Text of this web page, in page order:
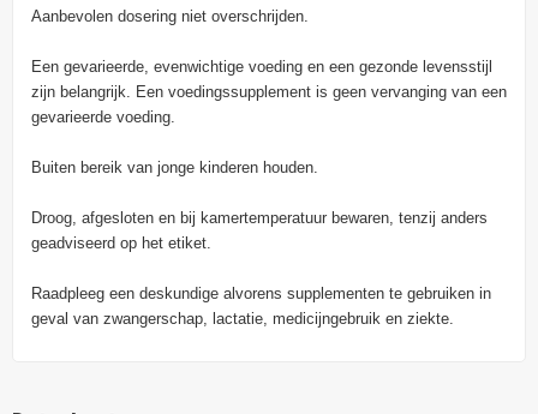
Aanbevolen dosering niet overschrijden.
Een gevarieerde, evenwichtige voeding en een gezonde levensstijl
zijn belangrijk. Een voedingssupplement is geen vervanging van een
gevarieerde voeding.
Buiten bereik van jonge kinderen houden.
Droog, afgesloten en bij kamertemperatuur bewaren, tenzij anders
geadviseerd op het etiket.
Raadpleeg een deskundige alvorens supplementen te gebruiken in
geval van zwangerschap, lactatie, medicijngebruik en ziekte.